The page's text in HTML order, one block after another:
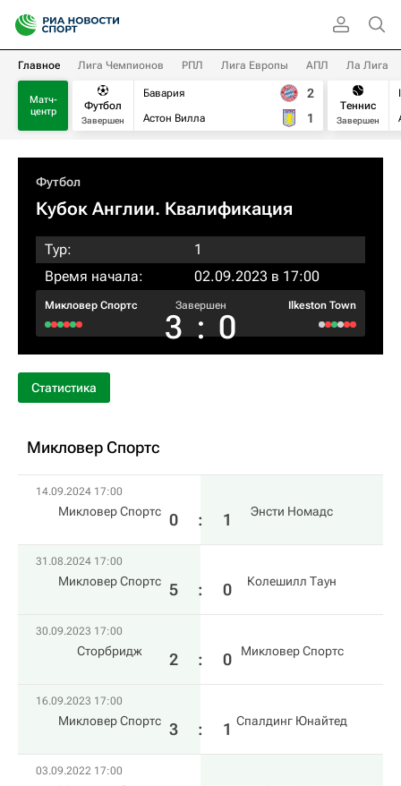
Главное Лига Чемпионов РПЛ Лига Европы АПЛ Ла Лига
Матч-
центр
Футбол
Завершен
Бавария
Астон Вилла
2
1
Теннис
Завершен
Футбол
Кубок Англии. Квалификация
Тур:
1
Время начала:
02.09.2023 в 17:00
Микловер Спортс Завершен
3 : 0
Ilkeston Town
Статистика
Микловер Спортс
14.09.2024 17:00
Микловер Спортс 0 : 1 Энсти Номадс
31.08.2024 17:00
Микловер Спортс 5 : 0 Колешилл Таун
30.09.2023 17:00
Сторбридж 2 : 0 Микловер Спортс
16.09.2023 17:00
Микловер Спортс 3 : 1 Спалдинг Юнайтед
03.09.2022 17:00